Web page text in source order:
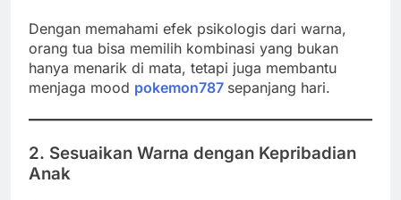
Dengan memahami efek psikologis dari warna,
orang tua bisa memilih kombinasi yang bukan
hanya menarik di mata, tetapi juga membantu
menjaga mood pokemon787 sepanjang hari.
2. Sesuaikan Warna dengan Kepribadian
Anak